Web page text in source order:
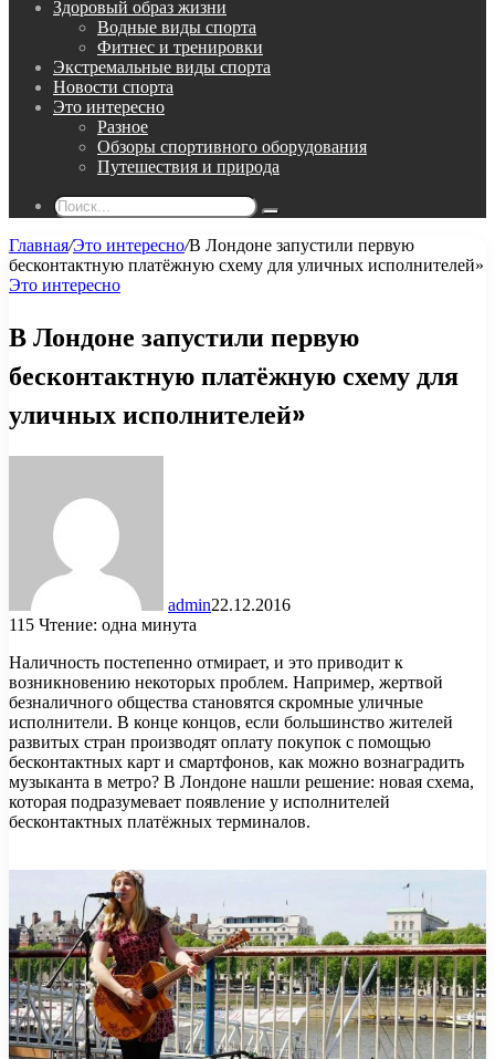
Здоровый образ жизни
Водные виды спорта
Фитнес и тренировки
Экстремальные виды спорта
Новости спорта
Это интересно
Разное
Обзоры спортивного оборудования
Путешествия и природа
Поиск...
Главная/Это интересно/В Лондоне запустили первую
бесконтактную платёжную схему для уличных исполнителей»
Это интересно
В Лондоне запустили первую
бесконтактную платёжную схему для
уличных исполнителей»
admin22.12.2016
115 Чтение: одна минута
Наличность постепенно отмирает, и это приводит к
возникновению некоторых проблем. Например, жертвой
безналичного общества становятся скромные уличные
исполнители. В конце концов, если большинство жителей
развитых стран производят оплату покупок с помощью
бесконтактных карт и смартфонов, как можно вознаградить
музыканта в метро? В Лондоне нашли решение: новая схема,
которая подразумевает появление у исполнителей
бесконтактных платёжных терминалов.